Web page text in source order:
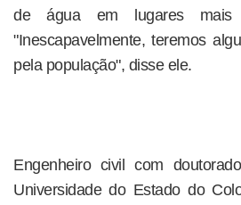
de água em lugares mais
"Inescapavelmente, teremos
pela população", disse ele.
Engenheiro civil com
Universidade do Estado do